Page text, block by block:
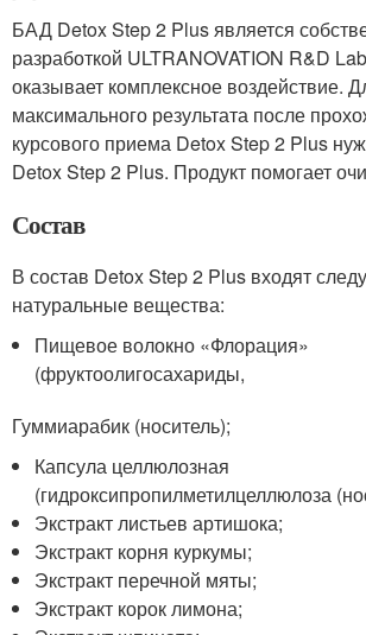
БАД Detox Step 2 Plus является
разработкой ULTRANOVATION R&D
оказывает комплексное воздействие.
максимального результата после
курсового приема Detox Step 2 Plus
Detox Step 2 Plus. Продукт помогает
Состав
В состав Detox Step 2 Plus входят
натуральные вещества:
Пищевое волокно «Флорация»
(фруктоолигосахариды,
Гуммиарабик (носитель);
Капсула целлюлозная
(гидроксипропилметилцеллюлоза
Экстракт листьев артишока;
Экстракт корня куркумы;
Экстракт перечной мяты;
Экстракт корок лимона;